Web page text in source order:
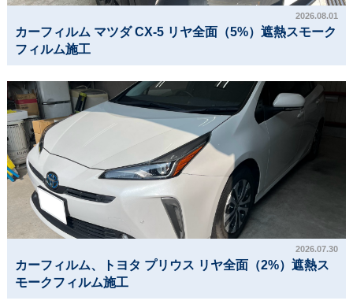
2026.08.01
カーフィルム マツダ CX-5 リヤ全面（5%）遮熱スモーク
フィルム施工
2026.07.30
カーフィルム、トヨタ プリウス リヤ全面（2%）遮熱ス
モークフィルム施工